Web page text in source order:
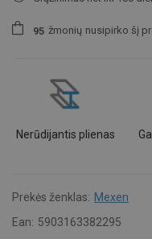
95 žmonių nusipirko šį
Nerūdijantis plienas
Prekės ženklas: Mexen
Ean: 5903163382295